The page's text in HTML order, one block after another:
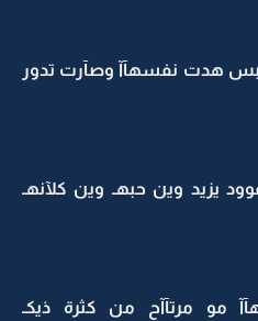
بس هدت نفسهآآ وصآرت تدور
يزيد وين حبهـ وين كلآنهـ
مو مرتآآح من كثرة ذيكـ